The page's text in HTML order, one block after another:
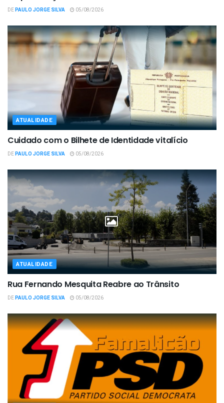
DEPAULO JORGE SILVA 05/08/2026
ATUALIDADE
Cuidado com o Bilhete de Identidade vitalício
DEPAULO JORGE SILVA 05/08/2026
ATUALIDADE
Rua Fernando Mesquita Reabre ao Trânsito
DEPAULO JORGE SILVA 05/08/2026